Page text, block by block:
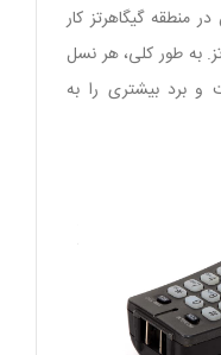
منطقه گیگاهرتز کار
مثال، 5.8 گیگاهرتز. به طور کلی، هر نسل
و برد بیشتری را به